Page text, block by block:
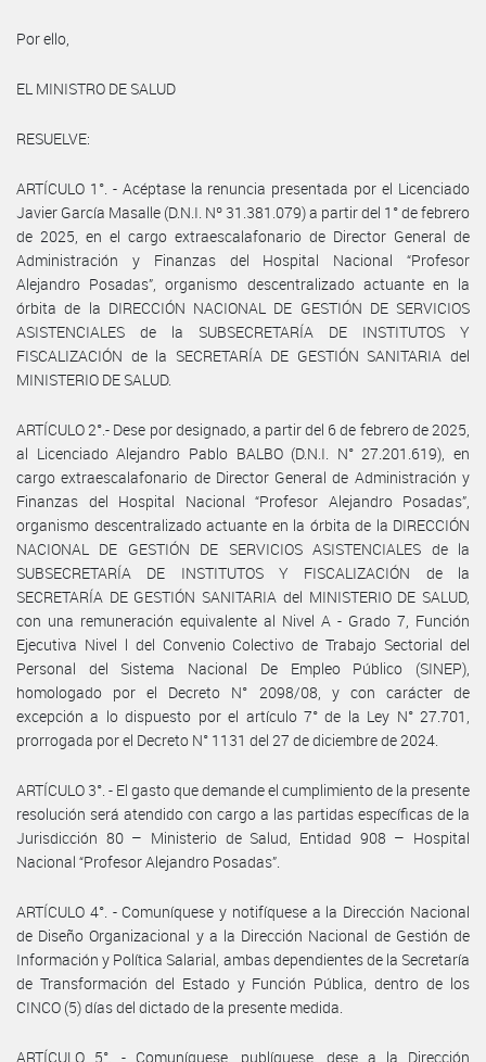
Por ello,
EL MINISTRO DE SALUD
RESUELVE:
ARTÍCULO 1°. - Acéptase la renuncia presentada por el Licenciado
Javier García Masalle (D.N.I. Nº 31.381.079) a partir del 1° de febrero
de 2025, en el cargo extraescalafonario de Director General de
Administración y Finanzas del Hospital Nacional “Profesor
Alejandro Posadas”, organismo descentralizado actuante en la
órbita de la DIRECCIÓN NACIONAL DE GESTIÓN DE SERVICIOS
ASISTENCIALES de la SUBSECRETARÍA DE INSTITUTOS Y
FISCALIZACIÓN de la SECRETARÍA DE GESTIÓN SANITARIA del
MINISTERIO DE SALUD.
ARTÍCULO 2°.- Dese por designado, a partir del 6 de febrero de 2025,
al Licenciado Alejandro Pablo BALBO (D.N.I. N° 27.201.619), en
cargo extraescalafonario de Director General de Administración y
Finanzas del Hospital Nacional “Profesor Alejandro Posadas”,
organismo descentralizado actuante en la órbita de la DIRECCIÓN
NACIONAL DE GESTIÓN DE SERVICIOS ASISTENCIALES de la
SUBSECRETARÍA DE INSTITUTOS Y FISCALIZACIÓN de la
SECRETARÍA DE GESTIÓN SANITARIA del MINISTERIO DE SALUD,
con una remuneración equivalente al Nivel A - Grado 7, Función
Ejecutiva Nivel l del Convenio Colectivo de Trabajo Sectorial del
Personal del Sistema Nacional De Empleo Público (SINEP),
homologado por el Decreto N° 2098/08, y con carácter de
excepción a lo dispuesto por el artículo 7° de la Ley N° 27.701,
prorrogada por el Decreto N° 1131 del 27 de diciembre de 2024.
ARTÍCULO 3°. - El gasto que demande el cumplimiento de la presente
resolución será atendido con cargo a las partidas específicas de la
Jurisdicción 80 – Ministerio de Salud, Entidad 908 – Hospital
Nacional “Profesor Alejandro Posadas”.
ARTÍCULO 4°. - Comuníquese y notifíquese a la Dirección Nacional
de Diseño Organizacional y a la Dirección Nacional de Gestión de
Información y Política Salarial, ambas dependientes de la Secretaría
de Transformación del Estado y Función Pública, dentro de los
CINCO (5) días del dictado de la presente medida.
ARTÍCULO 5°. - Comuníquese, publíquese, dese a la Dirección